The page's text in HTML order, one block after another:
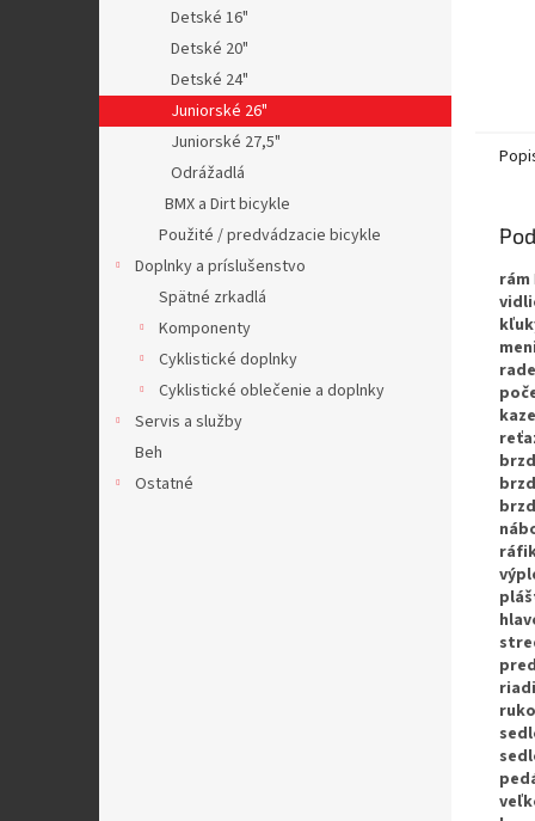
Detské 16"
Detské 20"
Detské 24"
Juniorské 26"
Juniorské 27,5"
Odrážadlá
BMX a Dirt bicykle
Použité / predvádzacie bicykle
Doplnky a príslušenstvo
Spätné zrkadlá
Komponenty
Cyklistické doplnky
Cyklistické oblečenie a doplnky
Servis a služby
Beh
Ostatné
rám